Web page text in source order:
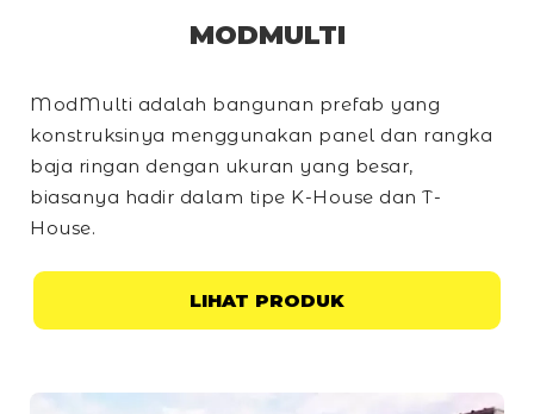
MODMULTI
ModMulti adalah bangunan prefab yang
konstruksinya menggunakan panel dan rangka
baja ringan dengan ukuran yang besar,
biasanya hadir dalam tipe K-House dan T-
House.
LIHAT PRODUK